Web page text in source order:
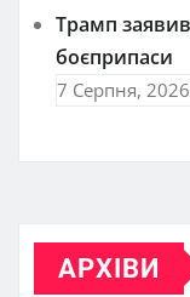
Трамп
боєприпаси
7 Серпня, 2026
АРХІВИ